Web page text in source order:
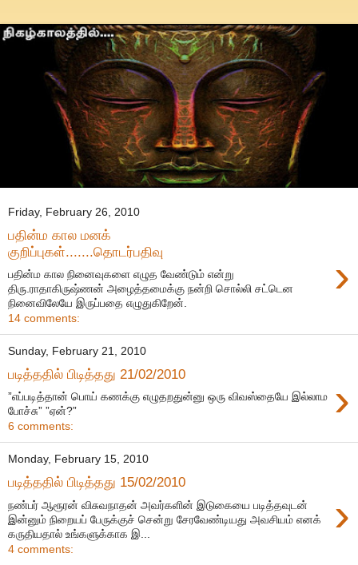
Friday, February 26, 2010
பதின்ம கால மனக்
குறிப்புகள்.......தொடர்பதிவு
›
பதின்ம கால நினைவுகளை எழுத வேண்டும் என்று
திரு.ராதாகிருஷ்ணன் அழைத்தமைக்கு நன்றி சொல்லி சட்டென
நினைவிலேயே இருப்பதை எழுதுகிறேன்.
14 comments:
Sunday, February 21, 2010
படித்ததில் பிடித்தது 21/02/2010 ›
”எப்படித்தான் பொய் கணக்கு எழுதறதுன்னு ஒரு விவஸ்தையே இல்லாம
போச்சு” ”ஏன்?”
6 comments:
Monday, February 15, 2010
படித்ததில் பிடித்தது 15/02/2010
›
நண்பர் ஆரூரன் விசுவநாதன் அவர்களின் இடுகையை படித்தவுடன்
இன்னும் நிறையப் பேருக்குச் சென்று சேரவேண்டியது அவசியம் எனக்
கருதியதால் உங்களுக்காக இ...
4 comments: